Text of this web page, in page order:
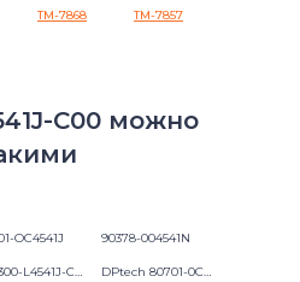
TM-7868 TM-7857
C00 можно
OC4541J 90378-004541N
DPT300-L4541J-C00 DPtech 80701-0C4541J